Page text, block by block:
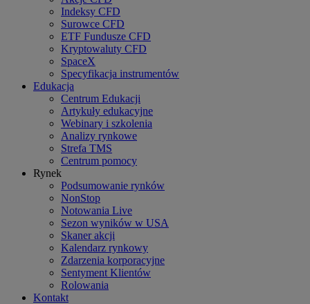
Indeksy CFD
Surowce CFD
ETF Fundusze CFD
Kryptowaluty CFD
SpaceX
Specyfikacja instrumentów
Edukacja
Centrum Edukacji
Artykuły edukacyjne
Webinary i szkolenia
Analizy rynkowe
Strefa TMS
Centrum pomocy
Rynek
Podsumowanie rynków
NonStop
Notowania Live
Sezon wyników w USA
Skaner akcji
Kalendarz rynkowy
Zdarzenia korporacyjne
Sentyment Klientów
Rolowania
Kontakt